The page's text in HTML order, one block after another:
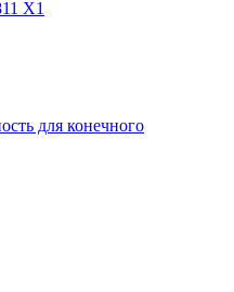
X1
для конечного